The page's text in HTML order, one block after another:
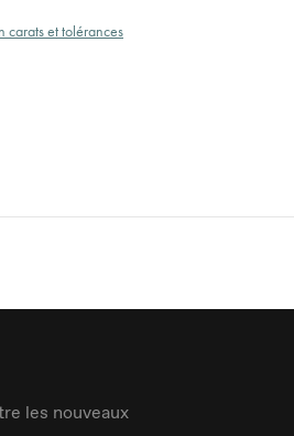
carats et tolérances
les nouveaux